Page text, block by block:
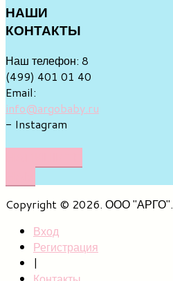
НАШИ
КОНТАКТЫ
Наш телефон: 8
(499) 401 01 40
Email:
info@argobaby.ru
- Instagram
Copyright © 2026. ООО "АРГО".
Вход
Регистрация
|